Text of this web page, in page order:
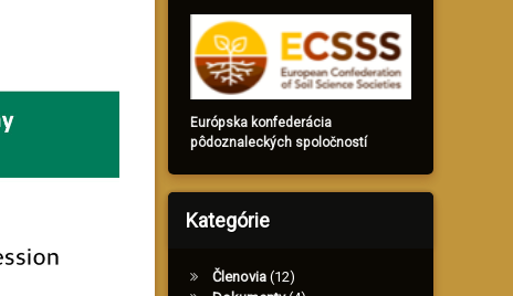
Európska konfederácia
pôdoznaleckých spoločností
Kategórie
Členovia (12)